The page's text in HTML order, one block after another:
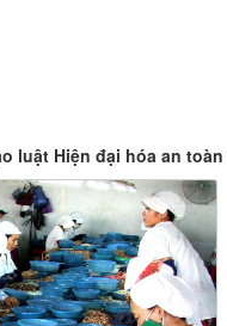
luật Hiện đại hóa an